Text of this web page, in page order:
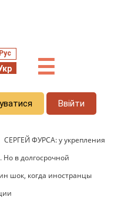
Рус
☰
Ввійти
СЕРГЕЙ ФУРСА: у укрепления
в долгосрочной
шок, когда иностранцы